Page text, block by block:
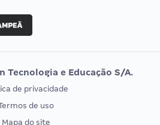
Vunesp
EXAME DE ORDEM
Tecnologia e Educação S/A.
de privacidade
de uso
Mapa do site